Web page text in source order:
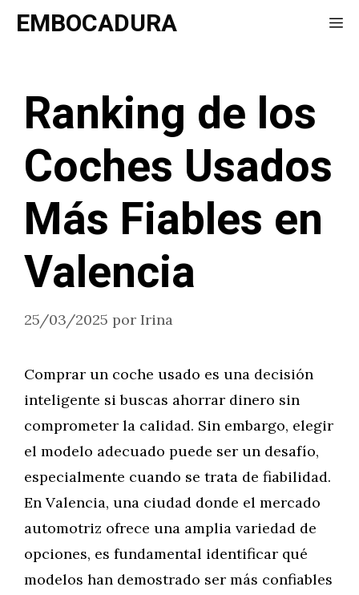
SaltarEMBOCADURA
Ranking de los
Coches Usados
Más Fiables en
Valencia
25/03/2025 por Irina
Comprar un coche usado es una decisión
inteligente si buscas ahorrar dinero sin
comprometer la calidad. Sin embargo, elegir
el modelo adecuado puede ser un desafío,
especialmente cuando se trata de fiabilidad.
En Valencia, una ciudad donde el mercado
automotriz ofrece una amplia variedad de
opciones, es fundamental identificar qué
modelos han demostrado ser más confiables